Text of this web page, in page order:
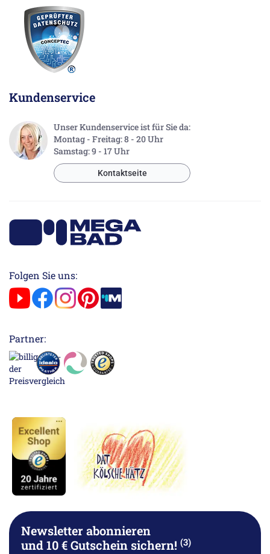
Kundenservice
Unser Kundenservice ist für Sie da:
Montag - Freitag: 8 - 20 Uhr
Samstag: 9 - 17 Uhr
Kontaktseite
Folgen Sie uns:
Partner:
Newsletter abonnieren
und 10 € Gutschein sichern! (3)